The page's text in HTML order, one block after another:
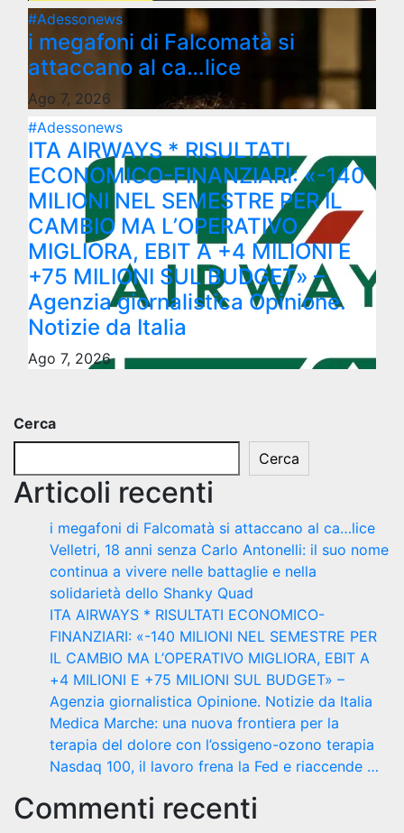
#Adessonews
i megafoni di Falcomatà si
attaccano al ca…lice
Ago 7, 2026
#Adessonews
ITA AIRWAYS * RISULTATI
ECONOMICO-FINANZIARI: «-140
MILIONI NEL SEMESTRE PER IL
CAMBIO MA L’OPERATIVO
MIGLIORA, EBIT A +4 MILIONI E
+75 MILIONI SUL BUDGET» –
Agenzia giornalistica Opinione.
Notizie da Italia
Ago 7, 2026
Cerca
Cerca
Articoli recenti
i megafoni di Falcomatà si attaccano al ca…lice
Velletri, 18 anni senza Carlo Antonelli: il suo nome
continua a vivere nelle battaglie e nella
solidarietà dello Shanky Quad
ITA AIRWAYS * RISULTATI ECONOMICO-
FINANZIARI: «-140 MILIONI NEL SEMESTRE PER
IL CAMBIO MA L’OPERATIVO MIGLIORA, EBIT A
+4 MILIONI E +75 MILIONI SUL BUDGET» –
Agenzia giornalistica Opinione. Notizie da Italia
Medica Marche: una nuova frontiera per la
terapia del dolore con l’ossigeno-ozono terapia
Nasdaq 100, il lavoro frena la Fed e riaccende …
Commenti recenti